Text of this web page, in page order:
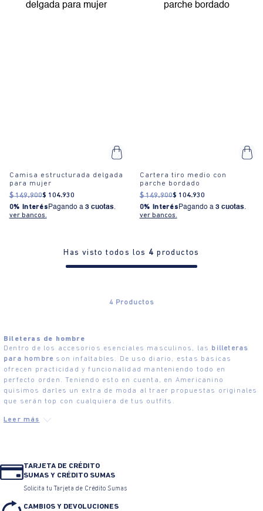
Camisa estructurada delgada
para mujer
$ 149.900$ 104.930
0% Interés Pagando a 3 cuotas.
ver bancos.
Cartera tiro medio con
parche bordado
$ 149.900$ 104.930
0% Interés Pagando a 3 cuotas.
ver bancos.
Has visto todos los 4 productos
4 Productos
Bileteras de hombre
Dentro de los accesorios esenciales masculinos, las
billeteras
para hombre son infaltables. De uso diario, estas básicas
ofrecen practicidad y funcionalidad manteniendo todo en
perfecto orden. Teniendo esto en cuenta, en Americanino
quisimos darles un extra de moda al traer propuestas originales
que serán top con cualquiera de tus outfits.
TARJETA DE CRÉDITO
SUMAS Y CRÉDITO SUMAS
Solicita tu Tarjeta de Crédito Sumas
CAMBIOS Y DEVOLUCIONES